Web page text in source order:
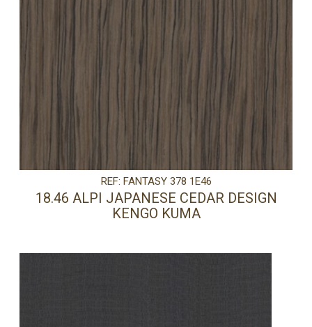
REF: FANTASY 378 1E46
18.46 ALPI JAPANESE CEDAR DESIGN
KENGO KUMA